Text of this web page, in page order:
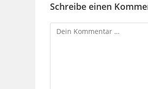
Schreibe einen
Kommentar